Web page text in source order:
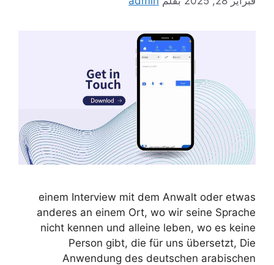
einem Interview mit dem Anwalt oder etwas
anderes an einem Ort, wo wir seine Sprache
nicht kennen und alleine leben, wo es keine
Person gibt, die für uns übersetzt, Die
Anwendung des deutschen arabischen